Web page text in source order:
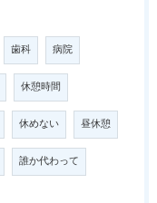
歯科 病院
休憩時間
休めない 昼休憩
誰か代わって